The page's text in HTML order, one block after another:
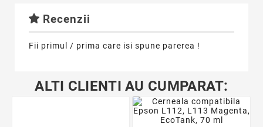
Recenzii
Fii primul / prima care isi spune parerea !
ALTI CLIENTI AU CUMPARAT: